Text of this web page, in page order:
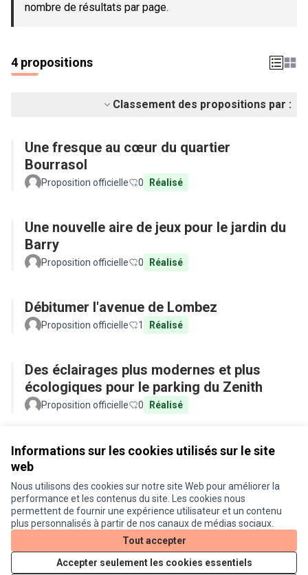
Informations sur les cookies utilisés sur le site
web
Nous utilisons des cookies sur notre site Web pour améliorer la
performance et les contenus du site. Les cookies nous
permettent de fournir une expérience utilisateur et un contenu
plus personnalisés à partir de nos canaux de médias sociaux.
Tout accepter
Accepter seulement les cookies essentiels
nombre de résultats par page.
4 propositions
Classement des propositions par :
Une fresque au cœur du quartier
Bourrasol
Proposition officielle 0 Réalisé
Une nouvelle aire de jeux pour le jardin du
Barry
Proposition officielle 0 Réalisé
Débitumer l'avenue de Lombez
Proposition officielle 1 Réalisé
Des éclairages plus modernes et plus
écologiques pour le parking du Zenith
Proposition officielle 0 Réalisé
Conditions d'utilisation
Paramètres des cookies
Je participe ! sur X
(Lien externe)
Je participe ! sur Facebook
Je participe ! sur Instagram